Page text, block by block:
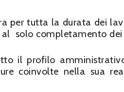
per tutta la durata dei
solo completamento dei
il profilo
coinvolte nella sua